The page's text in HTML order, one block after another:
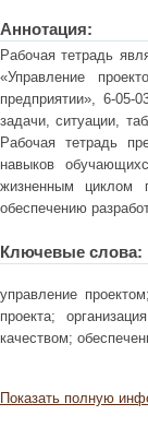
Аннотация:
Рабочая тетрадь
«Управление
предприятии», 6-05-
задачи, ситуации,
Рабочая тетрадь
навыков
жизненным циклом
обеспечению
Ключевые слова:
управление
проекта;
качеством;
Показать полную